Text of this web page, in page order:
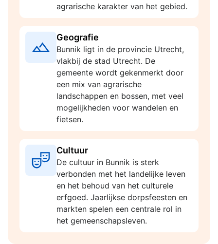
agrarische karakter van het gebied.
Geografie
Bunnik ligt in de provincie Utrecht,
vlakbij de stad Utrecht. De
gemeente wordt gekenmerkt door
een mix van agrarische
landschappen en bossen, met veel
mogelijkheden voor wandelen en
fietsen.
Cultuur
De cultuur in Bunnik is sterk
verbonden met het landelijke leven
en het behoud van het culturele
erfgoed. Jaarlijkse dorpsfeesten en
markten spelen een centrale rol in
het gemeenschapsleven.